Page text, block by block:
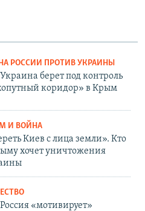
РОССИИ ПРОТИВ УКРАИНЫ
берет под контроль
коридор» в Крым
И ВОЙНА
Киев с лица земли». Кто
хочет уничтожения
«мотивирует»